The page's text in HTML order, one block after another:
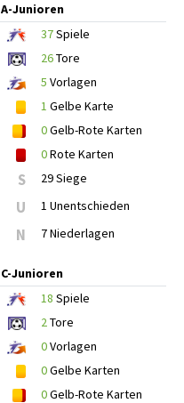
A-Junioren
37Spiele
26Tore
5 Vorlagen
1 Gelbe Karte
0Gelb-Rote Karten
0Rote Karten
S 29 Siege
U 1 Unentschieden
N 7 Niederlagen
C-Junioren
18 Spiele
2Tore
0Vorlagen
0Gelbe Karten
0Gelb-Rote Karten